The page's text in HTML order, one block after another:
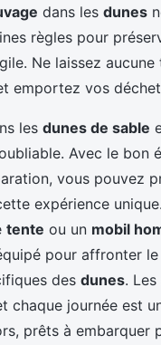
dans les dunes
règles pour
Ne laissez aucune
emportez vos
les dunes de sable
Avec le bon
vous pouvez
expérience
tente ou un mobil
pour affronter le
des dunes. Les
chaque journée est
prêts à embarquer